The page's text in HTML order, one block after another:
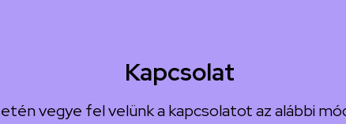
Kapcsolat
vegye fel velünk a kapcsolatot az alábbi